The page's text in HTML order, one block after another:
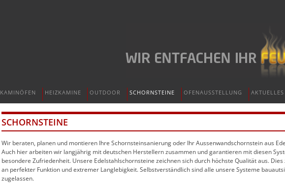
KAMINÖFEN HEIZKAMINE OUTDOOR SCHORNSTEINE OFENAUSSTELLUNG AKTUELLES
SCHORNSTEINE
Wir beraten, planen und montieren Ihre Schornsteinsanierung oder Ihr Aussenwandschornstein aus
Auch hier arbeiten wir langjährig mit deutschen Herstellern zusammen und garantieren mit diesen
besondere Zufriedenheit. Unsere Edelstahlschornsteine zeichnen sich durch höchste Qualität aus. Dies
an perfekter Funktion und extremer Langlebigkeit. Selbstverständlich sind alle unsere Systeme
zugelassen.